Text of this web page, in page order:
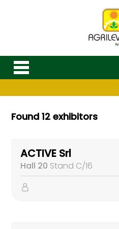
Found 12 exhibitors
ACTIVE Srl
Hall 20 Stand C/16